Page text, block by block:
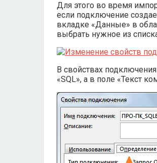
Для этого во время
если подключение
вкладке «Данные» в
выбрать нужное из
В свойствах
«SQL», а в поле «Текст